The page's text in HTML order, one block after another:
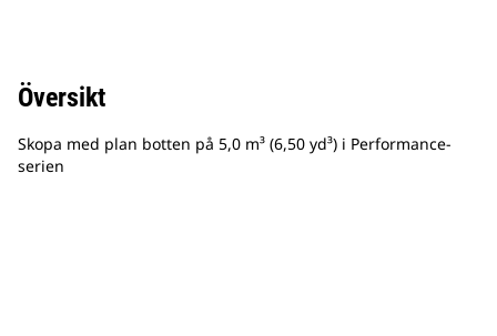
Översikt
Skopa med plan botten på 5,0 m³ (6,50 yd³) i Performance-
serien